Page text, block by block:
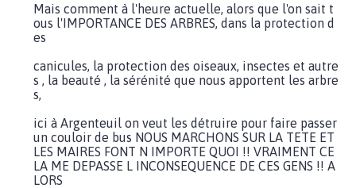
Mais comment à l'heure actuelle, alors que l'on sait t
ous l'IMPORTANCE DES ARBRES, dans la protection d
es
canicules, la protection des oiseaux, insectes et autre
s , la beauté , la sérénité que nous apportent les arbre
s,
ici à Argenteuil on veut les détruire pour faire passer
un couloir de bus NOUS MARCHONS SUR LA TETE ET
LES MAIRES FONT N IMPORTE QUOI !! VRAIMENT CE
LA ME DEPASSE L INCONSEQUENCE DE CES GENS !! A
LORS